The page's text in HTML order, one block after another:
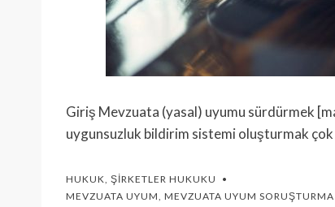
Giriş Mevzuata (yasal) uyumu sürdürmek
uygunsuzluk bildirim sistemi oluşturmak
HUKUK, ŞIRKETLER HUKUKU
MEVZUATA UYUM, MEVZUATA UYUM SORUŞTURMA